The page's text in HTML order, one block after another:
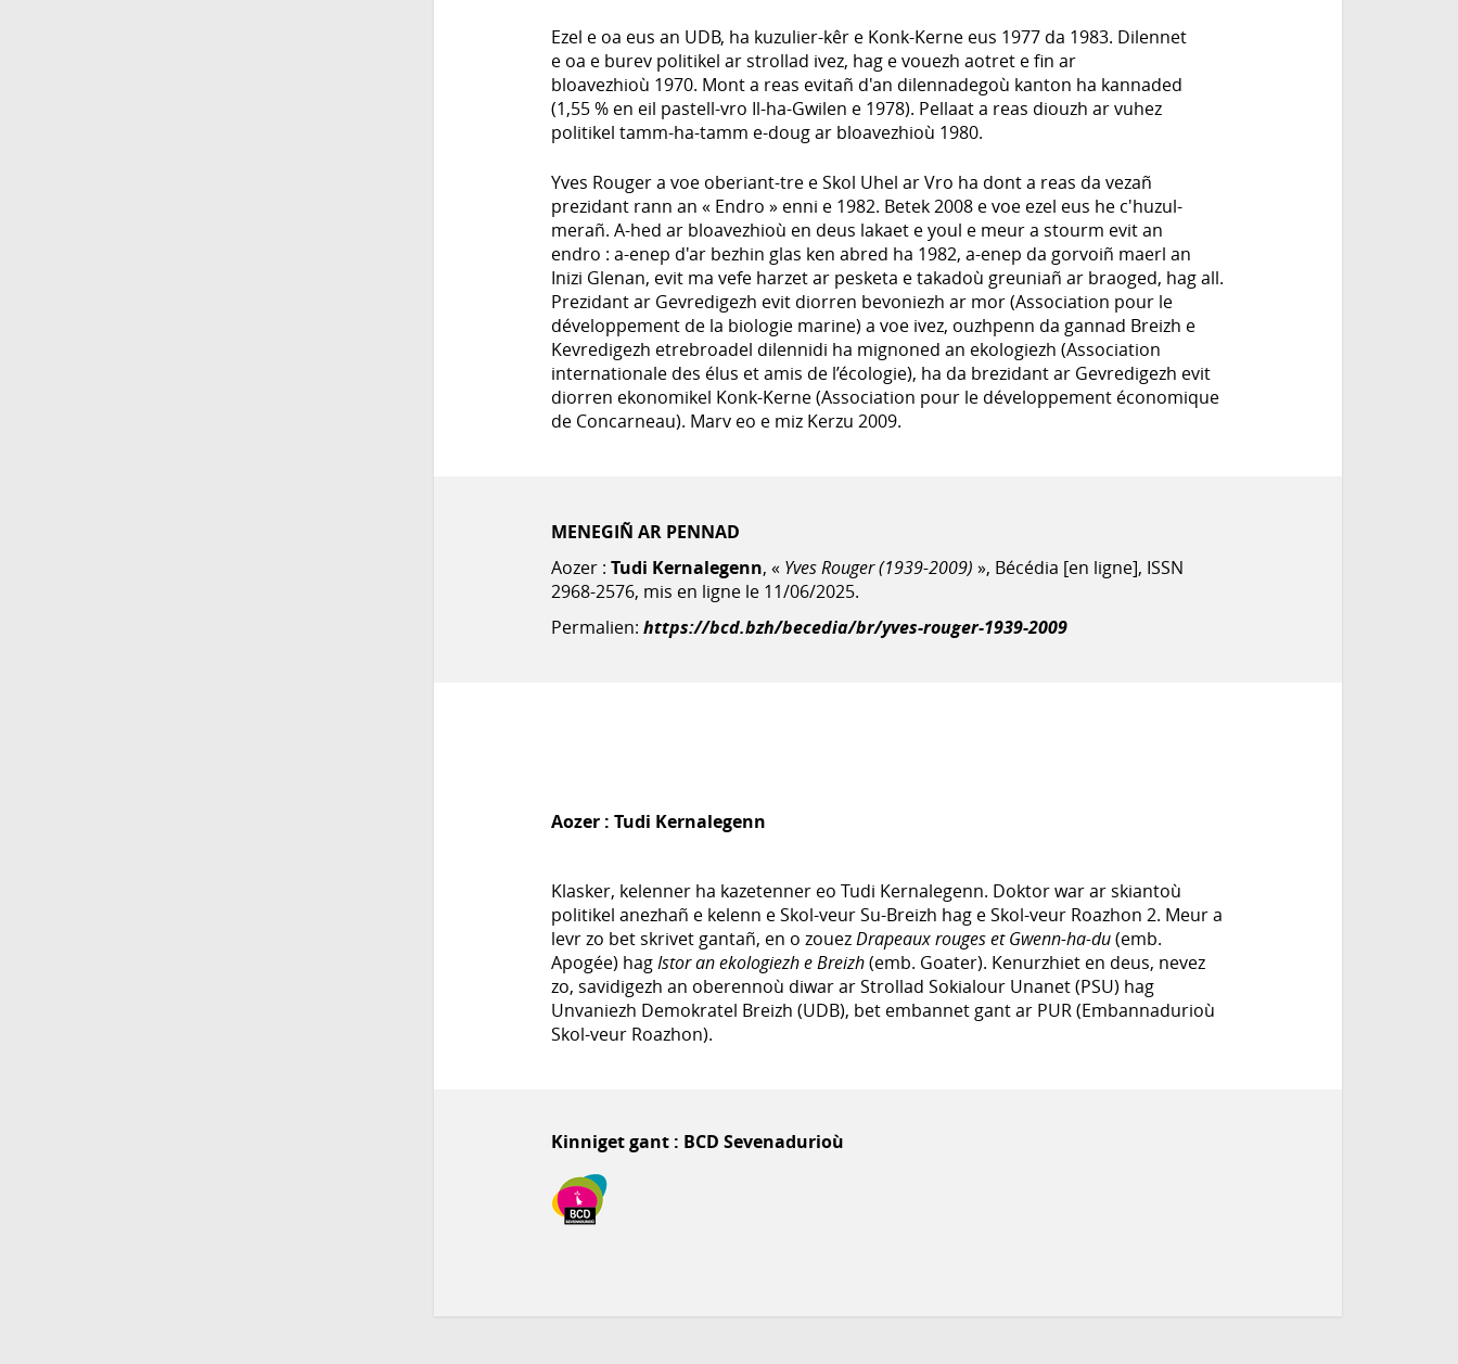
Ezel e oa eus an UDB, ha kuzulier-kêr e Konk-Kerne eus 1977 da 1983. Dilennet
e oa e burev politikel ar strollad ivez, hag e vouezh aotret e fin ar
bloavezhioù 1970. Mont a reas evitañ d'an dilennadegoù kanton ha kannaded
(1,55 % en eil pastell-vro Il-ha-Gwilen e 1978). Pellaat a reas diouzh ar vuhez
politikel tamm-ha-tamm e-doug ar bloavezhioù 1980.
Yves Rouger a voe oberiant-tre e Skol Uhel ar Vro ha dont a reas da vezañ
prezidant rann an « Endro » enni e 1982. Betek 2008 e voe ezel eus he c'huzul-
merañ. A-hed ar bloavezhioù en deus lakaet e youl e meur a stourm evit an
endro : a-enep d'ar bezhin glas ken abred ha 1982, a-enep da gorvoiñ maerl an
Inizi Glenan, evit ma vefe harzet ar pesketa e takadoù greuniañ ar braoged, hag all.
Prezidant ar Gevredigezh evit diorren bevoniezh ar mor (Association pour le
développement de la biologie marine) a voe ivez, ouzhpenn da gannad Breizh e
Kevredigezh etrebroadel dilennidi ha mignoned an ekologiezh (Association
internationale des élus et amis de l’écologie), ha da brezidant ar Gevredigezh evit
diorren ekonomikel Konk-Kerne (Association pour le développement économique
de Concarneau). Marv eo e miz Kerzu 2009.
MENEGIÑ AR PENNAD
Aozer :Tudi Kernalegenn, « Yves Rouger (1939-2009) », Bécédia [en ligne], ISSN
2968-2576, mis en ligne le 11/06/2025.
Permalien:https://bcd.bzh/becedia/br/yves-rouger-1939-2009
Aozer :Tudi Kernalegenn
Klasker, kelenner ha kazetenner eo Tudi Kernalegenn. Doktor war ar skiantoù
politikel anezhañ e kelenn e Skol-veur Su-Breizh hag e Skol-veur Roazhon 2. Meur a
levr zo bet skrivet gantañ, en o zouezDrapeaux rouges et Gwenn-ha-du(emb.
Apogée) hagIstor an ekologiezh e Breizh(emb. Goater). Kenurzhiet en deus, nevez
zo, savidigezh an oberennoù diwar ar Strollad Sokialour Unanet (PSU) hag
Unvaniezh Demokratel Breizh (UDB), bet embannet gant ar PUR (Embannadurioù
Skol-veur Roazhon).
Kinniget gant : BCD Sevenadurioù